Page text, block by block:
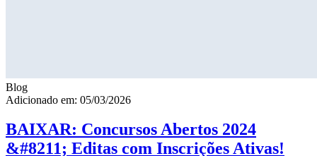
Blog
Adicionado em: 05/03/2026
BAIXAR: Concursos Abertos 2024
&#8211; Editas com Inscrições Ativas!